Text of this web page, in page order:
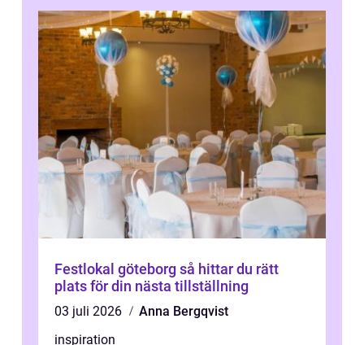
Festlokal göteborg så hittar du rätt
plats för din nästa tillställning
03 juli 2026
Anna Bergqvist
inspiration